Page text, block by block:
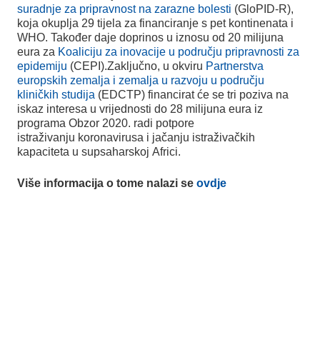
suradnje za pripravnost na zarazne bolesti (GloPID-R),
koja okuplja 29 tijela za financiranje s pet kontinenata i
WHO. Također daje doprinos u iznosu od 20 milijuna
eura za Koaliciju za inovacije u području pripravnosti za
epidemiju (CEPI).Zaključno, u okviru Partnerstva
europskih zemalja i zemalja u razvoju u području
kliničkih studija (EDCTP) financirat će se tri poziva na
iskaz interesa u vrijednosti do 28 milijuna eura iz
programa Obzor 2020. radi potpore
istraživanju koronavirusa i jačanju istraživačkih
kapaciteta u supsaharskoj Africi.
Više informacija o tome nalazi se ovdje